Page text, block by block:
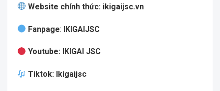
Website chính thức: ikigaijsc.vn
Fanpage: IKIGAIJSC
Youtube: IKIGAI JSC
Tiktok: Ikigaijsc